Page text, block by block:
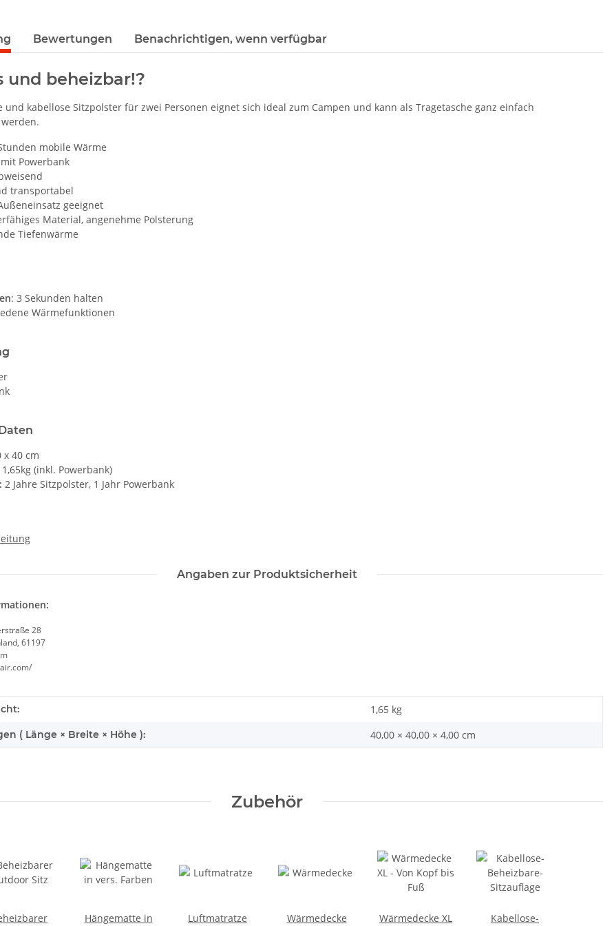
Bewertungen Benachrichtigen, wenn verfügbar
und beheizbar!?
und kabellose Sitzpolster für zwei Personen eignet sich ideal zum Campen und kann als Tragetasche ganz einfach
mobile Wärme
Powerbank
transportabel
geeignet
Material, angenehme Polsterung
Tiefenwärme
: 3 Sekunden halten
Wärmefunktionen
x 40 cm
1,65kg (inkl. Powerbank)
2 Jahre Sitzpolster, 1 Jahr Powerbank
Angaben zur Produktsicherheit
28
61197
1,65 kg
( Länge × Breite × Höhe ): 40,00 × 40,00 × 4,00 cm
Zubehör
Hängematte in
Luftmatratze
Wärmedecke
Wärmedecke XL
Kabellose-